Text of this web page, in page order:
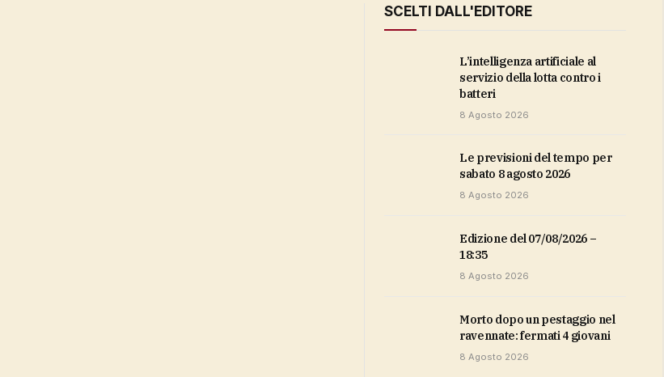
SCELTI DALL'EDITORE
L’intelligenza artificiale al
servizio della lotta contro i
batteri
8 Agosto 2026
Le previsioni del tempo per
sabato 8 agosto 2026
8 Agosto 2026
Edizione del 07/08/2026 –
18:35
8 Agosto 2026
Morto dopo un pestaggio nel
ravennate: fermati 4 giovani
8 Agosto 2026